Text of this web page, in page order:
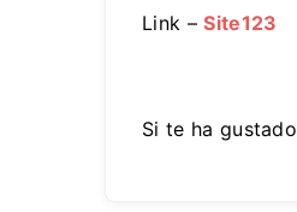
Link –Site123
Si te ha